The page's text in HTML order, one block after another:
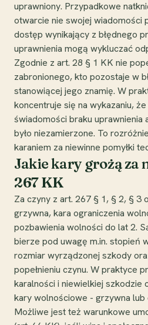
uprawniony. Przypadkowe
otwarcie nie swojej wiadomości
dostęp wynikający z błędnego
uprawnienia mogą wykluczać
Zgodnie z art. 28 § 1 KK nie
zabronionego, kto pozostaje w
stanowiącej jego znamię. W
koncentruje się na wykazaniu,
świadomości braku uprawnienia
było niezamierzone. To
karaniem za niewinne pomyłki
Jakie kary grożą za
267 KK
Za czyny z art. 267 § 1, § 2, § 3
grzywna, kara ograniczenia
pozbawienia wolności do lat 2.
bierze pod uwagę m.in. stopień
rozmiar wyrządzonej szkody
popełnieniu czynu. W praktyce
karalności i niewielkiej szkodzie
kary wolnościowe - grzywna lub
Możliwe jest też warunkowe